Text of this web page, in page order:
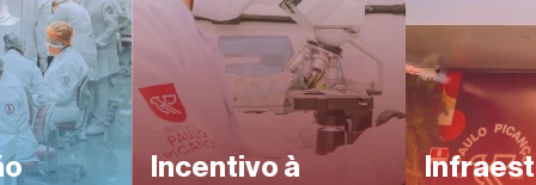
Incentivo à